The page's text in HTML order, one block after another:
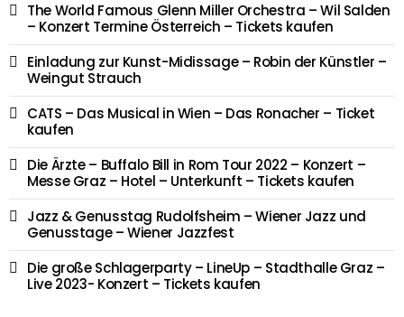
The World Famous Glenn Miller Orchestra – Wil Salden
– Konzert Termine Österreich – Tickets kaufen
Einladung zur Kunst-Midissage – Robin der Künstler –
Weingut Strauch
CATS – Das Musical in Wien – Das Ronacher – Ticket
kaufen
Die Ärzte – Buffalo Bill in Rom Tour 2022 – Konzert –
Messe Graz – Hotel – Unterkunft – Tickets kaufen
Jazz & Genusstag Rudolfsheim – Wiener Jazz und
Genusstage – Wiener Jazzfest
Die große Schlagerparty – LineUp – Stadthalle Graz –
Live 2023- Konzert – Tickets kaufen